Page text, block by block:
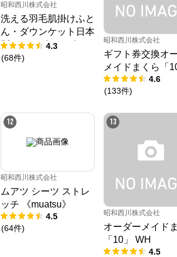
昭和西川株式会社
洗える羽毛肌掛けふと
ん・ダウンケット日本
製ドイツダックダウン
90％ 370ダウンパワ
4.3
(68件)
昭和西川株式会社
ギフト券交換オ
メイドまくら「
4.6
(133件)
12
昭和西川株式会社
ムアツ シーツ ストレ
ッチ 《muatsu》
4.5
(64件)
13
昭和西川株式会社
オーダーメイド
「10」 WH
4.5
※外部サイトが開き
ねむりのアトリエOnlineSHOP
四季に適した快適なねむりで、
ねむりのアトリエOnline SHOPは、京都の寝
杉」が運営するオンラインショップです。
き、お客様の体質や室内環境、季節に応じた